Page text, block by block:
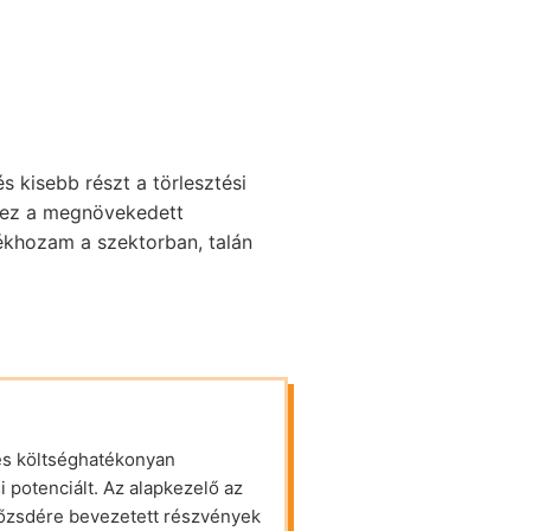
kisebb részt a törlesztési
a megnövekedett
a szektorban, talán
költséghatékonyan
Az alapkezelő az
bevezetett részvények